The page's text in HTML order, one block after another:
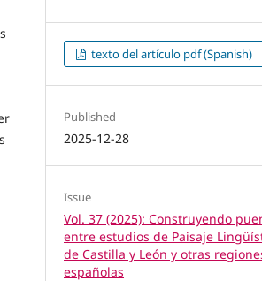
texto del artículo pdf (Spanish)
Published
2025-12-28
Issue
Vol. 37 (2025): Construyendo
entre estudios de Paisaje
de Castilla y León y otras
españolas